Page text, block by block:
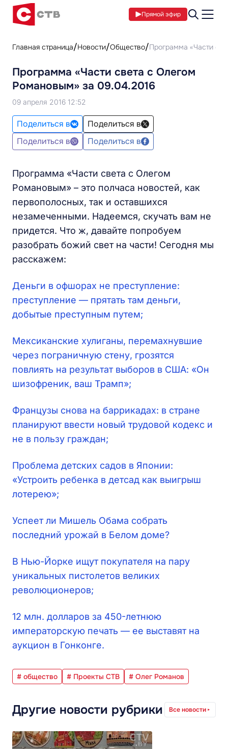
Прямой эфир
Главная страница Новости Общество Программа «Части
Программа «Части света с Олегом
Романовым» за 09.04.2016
09 апреля 2016 12:52
Поделиться в
Поделиться в
Поделиться в
Поделиться в
Программа «Части света с Олегом
Романовым» – это полчаса новостей, как
первополосных, так и оставшихся
незамеченными. Надеемся, скучать вам не
придется. Что ж, давайте попробуем
разобрать божий свет на части! Сегодня мы
расскажем:
Деньги в офшорах не преступление:
преступление — прятать там деньги,
добытые преступным путем;
Мексиканские хулиганы, перемахнувшие
через пограничную стену, грозятся
повлиять на результат выборов в США: «Он
шизофреник, ваш Трамп»;
Французы снова на баррикадах: в стране
планируют ввести новый трудовой кодекс и
не в пользу граждан;
Проблема детских садов в Японии:
«Устроить ребенка в детсад как выигрыш
лотерею»;
Успеет ли Мишель Обама собрать
последний урожай в Белом доме?
В Нью-Йорке ищут покупателя на пару
уникальных пистолетов великих
революционеров;
12 млн. долларов за 450-летнюю
императорскую печать — ее выставят на
аукцион в Гонконге.
# общество # Проекты СТВ # Олег Романов
Другие новости рубрики Все новости